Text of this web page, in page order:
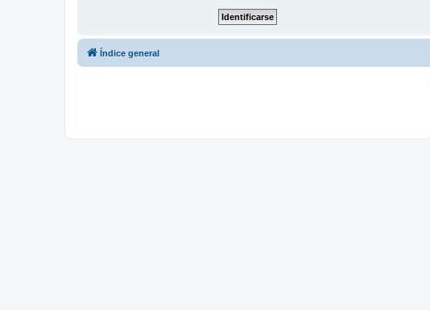
Índice general